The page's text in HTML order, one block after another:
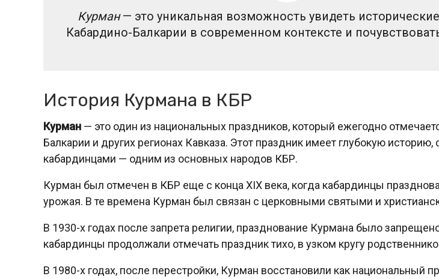
Курман— это уникальная возможность увидеть
Кабардино-Балкарии в современном контексте и
История Курмана в КБР
Курман — это один из национальных праздников, который ежегодно
Балкарии и других регионах Кавказа. Этот праздник имеет глубокую историю,
кабардинцами — одним из основных народов КБР.
Курман был отмечен в КБР еще с конца XIX века, когда кабардинцы
урожая. В те времена Курман был связан с церковными святыми и
В 1930-х годах после запрета религии, празднование Курмана было
кабардинцы продолжали отмечать праздник тихо, в узком кругу
В 1980-х годах, после перестройки, Курман восстановили как национальный